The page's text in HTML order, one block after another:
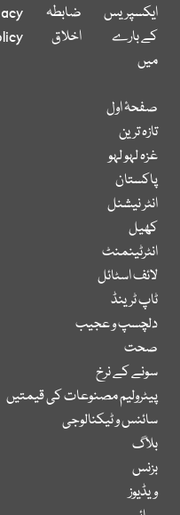
ایکسپریس
کے بارے
میں
ضابطہ
اخلاق
صفحۂ اول
تازہ ترین
غزہ لہو لہو
پاکستان
انٹر نیشنل
کھیل
انٹرٹینمنٹ
لائف اسٹائل
ٹاپ ٹرینڈ
دلچسپ و عجیب
صحت
سونے کے نرخ
پیٹرولیم مصنوعات کی قیمتیں
سائنس و ٹیکنالوجی
بلاگ
بزنس
ویڈیوز